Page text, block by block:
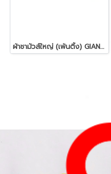
ผ้าชามัวส์ใหญ่ (เพ้นติ้ง) GIANT KINGKONG